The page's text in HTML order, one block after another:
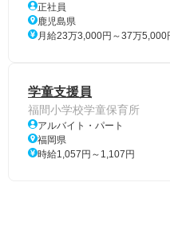
正社員
鹿児島県
月給23万3,000円～37万5,000
学童支援員
福間小学校学童保育所
アルバイト・パート
福岡県
時給1,057円～1,107円